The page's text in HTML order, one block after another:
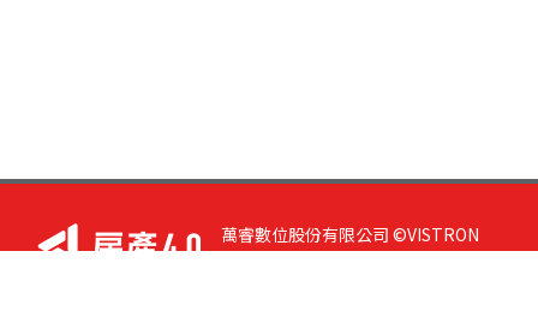
萬睿數位股份有限公司 ©VISTRON